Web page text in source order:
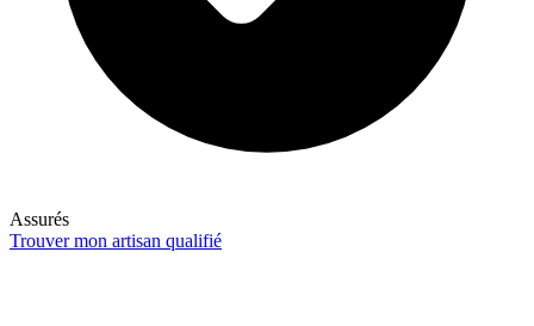
Assurés
Trouver mon artisan qualifié